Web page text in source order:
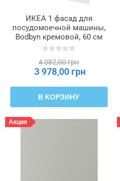
ИКЕА 1 фасад для
посудомоечной машины,
Bodbyn кремовой, 60 см
METOD МЕТОД, 495.300.84
4 082,00 грн
3 978,00 грн
В КОРЗИНУ
Акция